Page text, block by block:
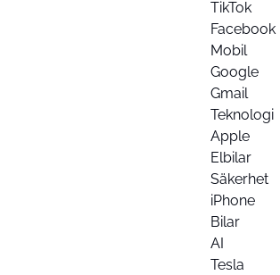
TikTok
Facebook
Mobil
Google
Gmail
Teknologi
Apple
Elbilar
Säkerhet
iPhone
Bilar
AI
Tesla